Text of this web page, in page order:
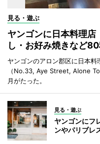
見る・遊ぶ
ヤンゴンに日本料理
し・お好み焼きなど
ヤンゴンのアロン郡区に日本
（No.33, Aye Street, Alone
月がたった。
見る・遊ぶ
ヤンゴンにフ
ンやパリブレ